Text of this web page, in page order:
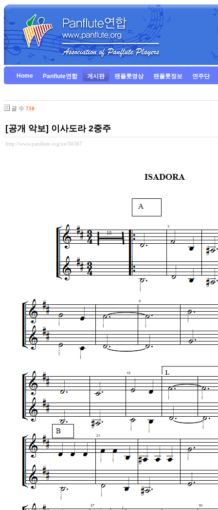
Home Panflute연합 게시판 팬플룻영상 팬플룻정보 연주단
글 수 710
[공개 악보] 이사도라 2중주
http://www.panflute.org/xe/30367